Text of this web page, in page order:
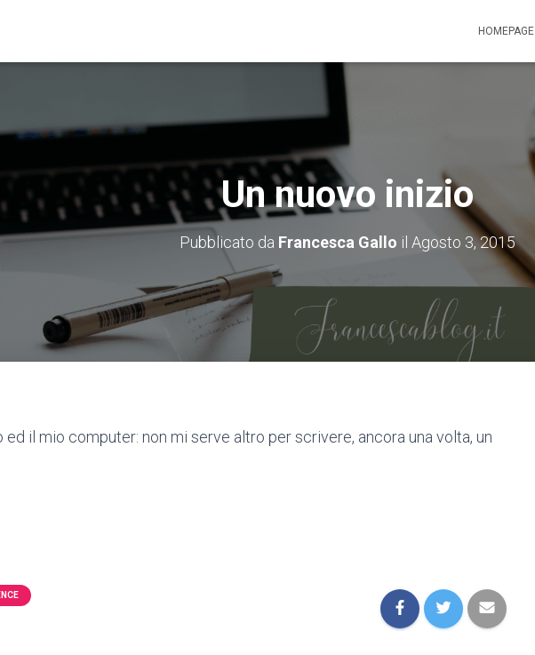
HOMEPAGE
Un nuovo inizio
Pubblicato da Francesca Gallo il Agosto 3, 2015
ed il mio computer: non mi serve altro per scrivere, ancora una volta, un